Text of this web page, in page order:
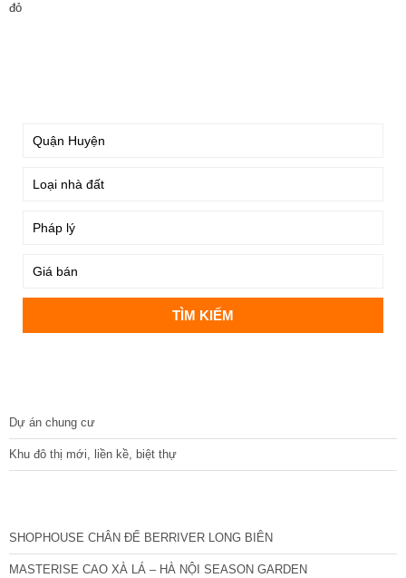
đỏ
Dự án chung cư
Khu đô thị mới, liền kề, biệt thự
SHOPHOUSE CHÂN ĐẾ BERRIVER LONG BIÊN
MASTERISE CAO XÀ LÁ – HÀ NỘI SEASON GARDEN